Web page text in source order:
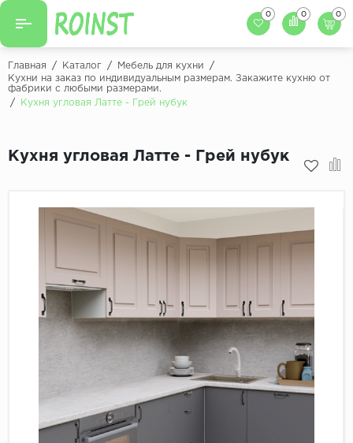
Назад
Кухни на заказ
Кухонный фартук
Декоры ЛДСП для мебели
Декоры обоев под мебель
0 0 0
Главная / Каталог / Мебель для кухни
/
Кухни на заказ по индивидуальным размерам. Закажите кухню от
фабрики с любыми размерами.
/
Кухня угловая Латте - Грей нубук
Кухня угловая Латте - Грей нубук